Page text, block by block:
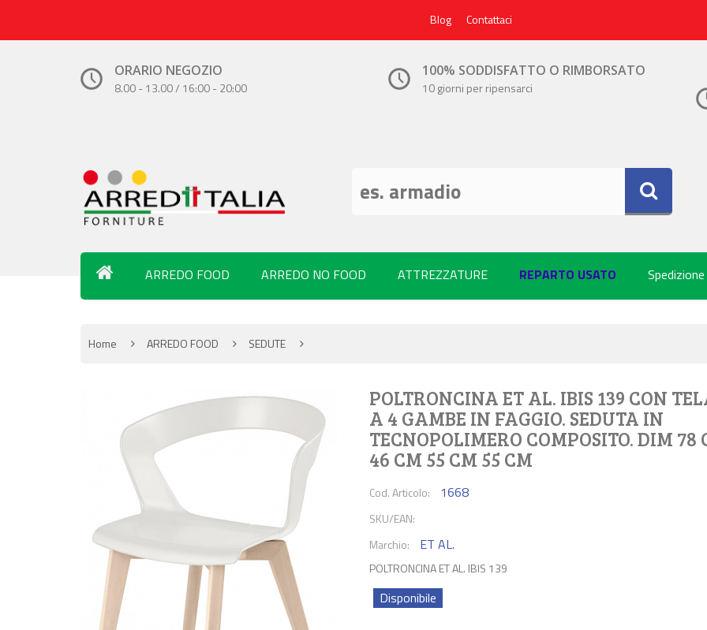
Blog Contattaci
ORARIO NEGOZIO
8.00 - 13.00 / 16:00 - 20:00
100% SODDISFATTO O RIMBORSATO
10 giorni per ripensarci
ARREDO FOOD ARREDO NO FOOD ATTREZZATURE REPARTO USATO
Home ARREDO FOOD SEDUTE
POLTRONCINA ET AL. IBIS 139 CON
A 4 GAMBE IN FAGGIO. SEDUTA IN
TECNOPOLIMERO COMPOSITO. DIM 78
46 CM 55 CM 55 CM
Cod. Articolo: 1668
SKU/EAN:
Marchio:
ET AL.
POLTRONCINA ET AL. IBIS 139
Disponibile